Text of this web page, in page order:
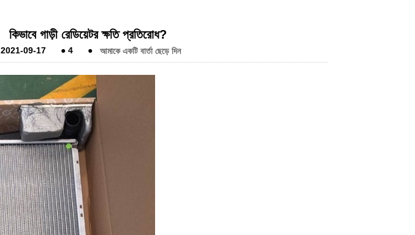
কিভাবে গাড়ী রেডিয়েটর ক্ষতি প্রতিরোধ?
2021-09-17 ● 4 ● আমাকে একটি বার্তা ছেড়ে দিন